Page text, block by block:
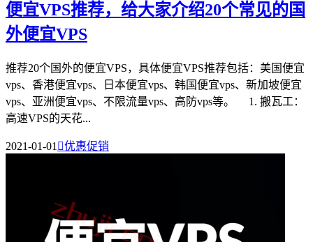
便宜VPS推荐，给大家介绍20个常见的国
外便宜VPS
推荐20个国外的便宜VPS，具体便宜VPS推荐包括：美国便宜
vps、香港便宜vps、日本便宜vps、韩国便宜vps、新加坡便宜
vps、亚洲便宜vps、不限流量vps、高防vps等。 1. 搬瓦工：
高速VPS的天花...
2021-01-01 优惠促销